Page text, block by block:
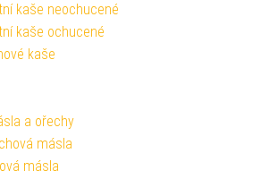
kaše neochucené
kaše ochucené
kaše
a ořechy
másla
másla